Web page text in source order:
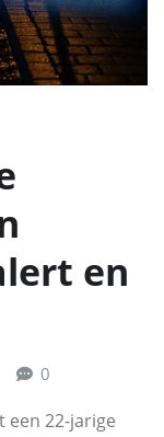
en
0
een 22-jarige